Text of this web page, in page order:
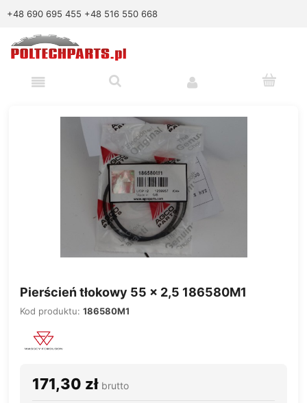
+48 690 695 455 +48 516 550 668
Pierścień tłokowy 55 x 2,5 186580M1
Kod produktu: 186580M1
171,30 zł brutto